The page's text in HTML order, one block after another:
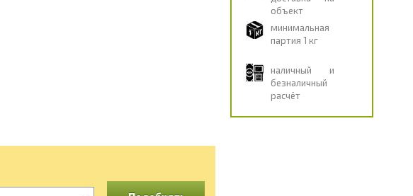
объект
минимальная
партия 1 кг
наличный и
безналичный
расчёт